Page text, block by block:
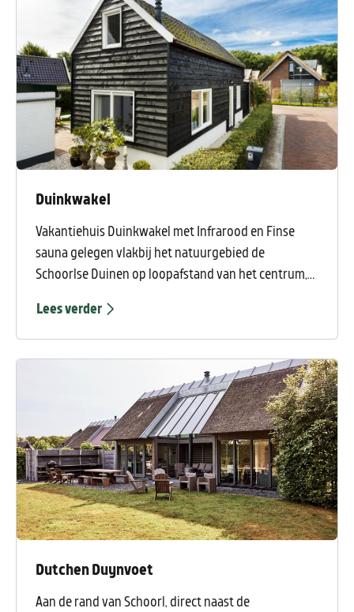
Duinkwakel
Vakantiehuis Duinkwakel met Infrarood en Finse
sauna gelegen vlakbij het natuurgebied de
Schoorlse Duinen op loopafstand van het centrum,
minuten fietsen door de duinen naar het strand van
Schoorl aan Zee
Lees verder
Dutchen Duynvoet
Aan de rand van Schoorl, direct naast de